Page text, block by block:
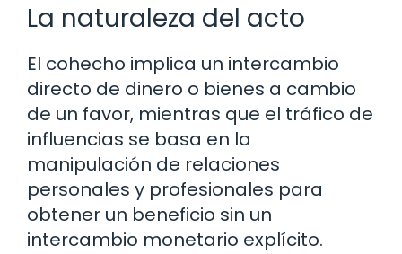
La naturaleza del acto
El cohecho implica un intercambio
directo de dinero o bienes a cambio
de un favor, mientras que el tráfico de
influencias se basa en la
manipulación de relaciones
personales y profesionales para
obtener un beneficio sin un
intercambio monetario explícito.